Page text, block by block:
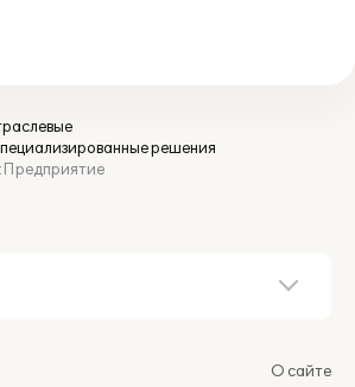
решения
О сайте